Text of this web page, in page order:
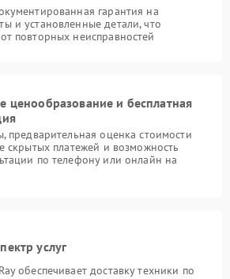
гарантия на
и установленные детали, что
повторных неисправностей
ценообразование и бесплатная
предварительная оценка стоимости
скрытых платежей и возможность
по телефону или онлайн на
услуг
обеспечивает доставку техники по